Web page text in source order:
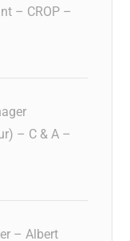
– CROP –
– C & A –
– Albert